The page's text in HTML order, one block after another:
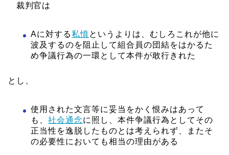
裁判官は
Aに対する私憤というよりは、むしろこれが他に
波及するのを阻止して組合員の団結をはかるた
め争議行為の一環として本件が敢行きれた
とし、
使用された文言等に妥当をかく恨みはあって
も、 社会通念に照し、本件争議行為としてその
正当性を逸脱したものとは考えられず、またそ
の必要性においても相当の理由がある